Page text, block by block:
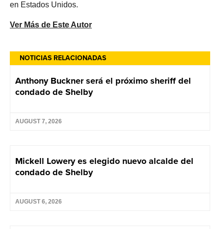
NOTICIAS RELACIONADAS
Anthony Buckner será el próximo sheriff del
condado de Shelby
AUGUST 7, 2026
Mickell Lowery es elegido nuevo alcalde del
condado de Shelby
AUGUST 6, 2026
en Estados Unidos.
Ver Más de Este Autor